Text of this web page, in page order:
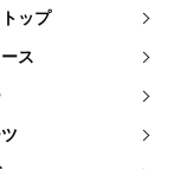
ップ
ス